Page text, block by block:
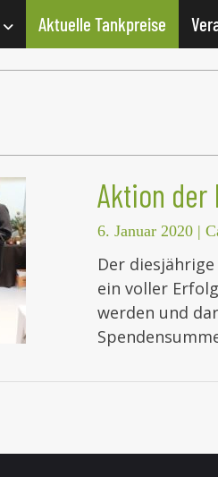
Aktuelle Tankpreise
Aktion der
6. Januar 2020 |
Der
ein voller
werden und